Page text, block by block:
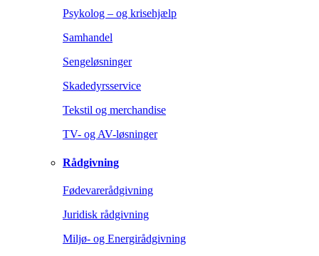
Psykolog – og krisehjælp
Samhandel
Sengeløsninger
Skadedyrsservice
Tekstil og merchandise
TV- og AV-løsninger
Rådgivning
Fødevarerådgivning
Juridisk rådgivning
Miljø- og Energirådgivning